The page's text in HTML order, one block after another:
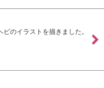
のイラストを描きました。